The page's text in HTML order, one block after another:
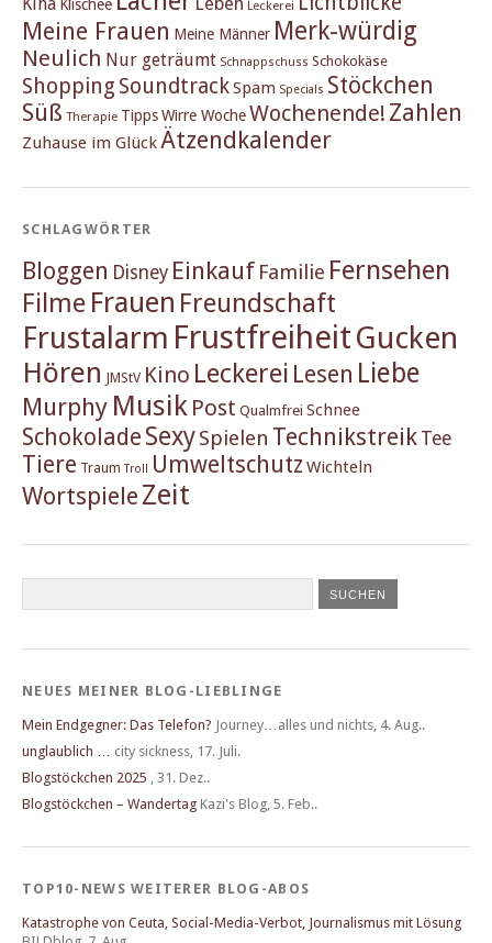
Klischee Leckerei
Meine Frauen Meine Männer Merk-würdig
Neulich Nur geträumt Schnappschuss Schokokäse
Shopping SoundtrackSpam Specials Stöckchen
Süß Therapie TippsWirre WocheWochenende! Zahlen
Zuhause im Glück Ätzendkalender
SCHLAGWÖRTER
Bloggen Disney Einkauf Familie Fernsehen
Filme Frauen Freundschaft
Frustalarm FrustfreiheitGucken
Hören JMStV Kino Leckerei Lesen Liebe
Murphy Musik Post Qualmfrei Schnee
Schokolade SexySpielen Technikstreik Tee
Tiere Traum Troll Umweltschutz Wichteln
Wortspiele Zeit
NEUES MEINER BLOG-LIEBLINGE
Mein Endgegner: Das Telefon? Journey…alles und nichts 4. Aug..
unglaublich …
city sickness 17. Juli.
Blogstöckchen 2025
31. Dez..
Blogstöckchen – Wandertag Kazi's Blog 5. Feb..
TOP10-NEWS WEITERER BLOG-ABOS
Katastrophe von Ceuta, Social-Media-Verbot, Journalismus mit Lösung